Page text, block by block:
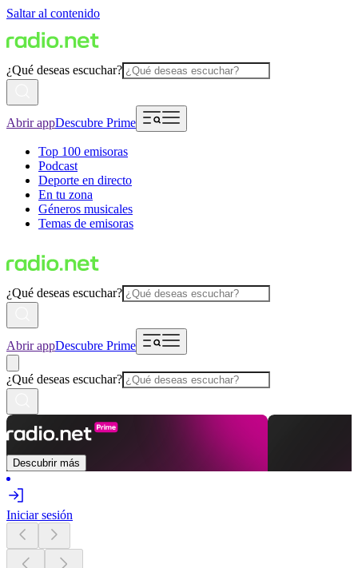
Saltar al contenido
¿Qué deseas escuchar?
Abrir appDescubre Prime
Top 100 emisoras
Podcast
Deporte en directo
En tu zona
Géneros musicales
Temas de emisoras
¿Qué deseas escuchar?
Abrir appDescubre Prime
¿Qué deseas escuchar?
Descubrir más
Iniciar sesión